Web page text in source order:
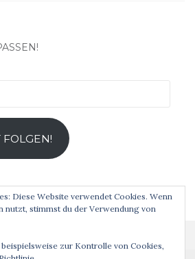
Diese Website verwendet Cookies. Wenn
nutzt, stimmst du der Verwendung von
zur Kontrolle von Cookies,